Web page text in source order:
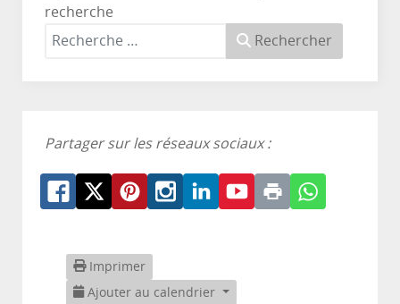
recherche
Rechercher
Partager sur les réseaux sociaux :
Imprimer
Ajouter au calendrier